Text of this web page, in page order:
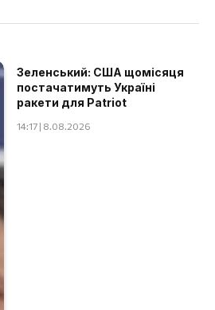
Зеленський: США щомісяця
постачатимуть Україні
ракети для Patriot
14:17 | 8.08.2026